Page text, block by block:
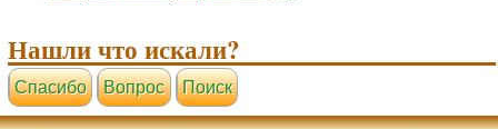
Нашли что искали?
Cпасибо Вопрос Поиск